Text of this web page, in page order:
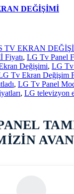
DEĞİŞİMİ
TV EKRAN
, LG Tv Panel
Değişimi, LG Tv
Tv Ekran Değişim
, LG Tv Panel
, LG televizyon